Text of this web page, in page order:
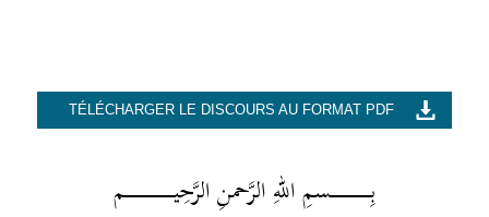
TÉLÉCHARGER LE DISCOURS AU FORMAT PDF
بِــــــــــــــــــسمِ اللهِ الرَّحمنِ الرَّحِيــــــــــــــــــــــم